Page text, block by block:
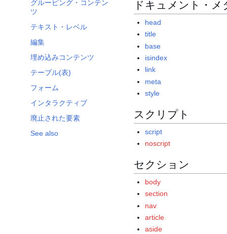
グルーピング・コンテン
ツ
テキスト・レベル
編集
埋め込みコンテンツ
テーブル(表)
フォーム
インタラクティブ
廃止された要素
See also
ドキュメント・メ
head
title
base
isindex
link
meta
style
スクリプト
script
noscript
セクション
body
section
nav
article
aside